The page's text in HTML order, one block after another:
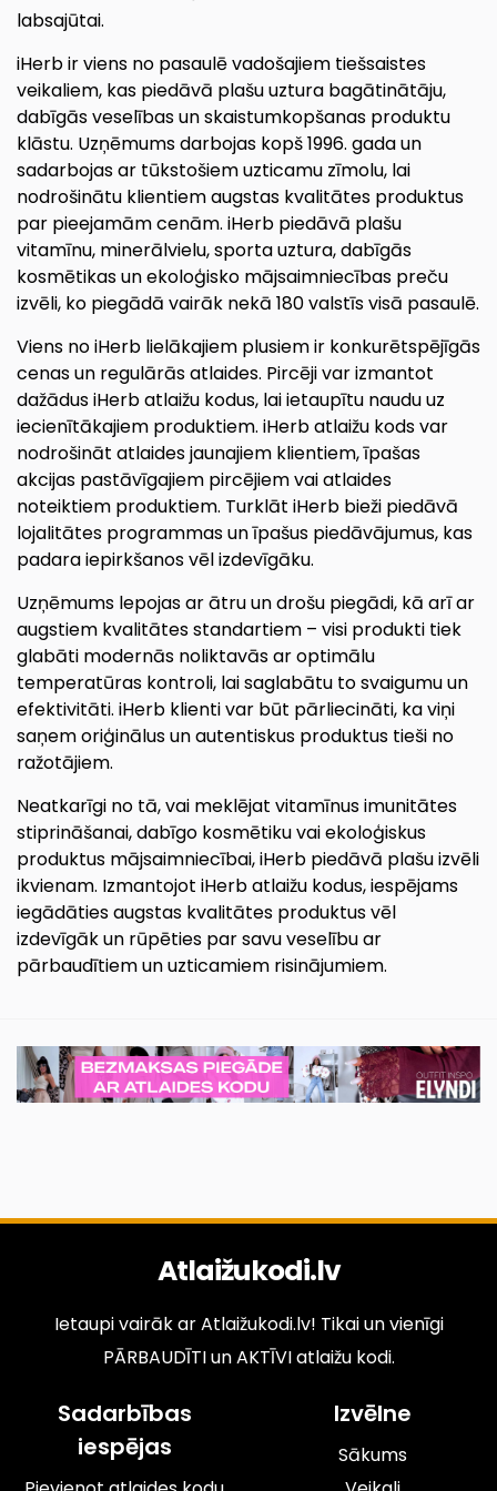
labsajūtai.
iHerb ir viens no pasaulē vadošajiem tiešsaistes
veikaliem, kas piedāvā plašu uztura bagātinātāju,
dabīgās veselības un skaistumkopšanas produktu
klāstu. Uzņēmums darbojas kopš 1996. gada un
sadarbojas ar tūkstošiem uzticamu zīmolu, lai
nodrošinātu klientiem augstas kvalitātes produktus
par pieejamām cenām. iHerb piedāvā plašu
vitamīnu, minerālvielu, sporta uztura, dabīgās
kosmētikas un ekoloģisko mājsaimniecības preču
izvēli, ko piegādā vairāk nekā 180 valstīs visā pasaulē.
Viens no iHerb lielākajiem plusiem ir konkurētspējīgās
cenas un regulārās atlaides. Pircēji var izmantot
dažādus iHerb atlaižu kodus, lai ietaupītu naudu uz
iecienītākajiem produktiem. iHerb atlaižu kods var
nodrošināt atlaides jaunajiem klientiem, īpašas
akcijas pastāvīgajiem pircējiem vai atlaides
noteiktiem produktiem. Turklāt iHerb bieži piedāvā
lojalitātes programmas un īpašus piedāvājumus, kas
padara iepirkšanos vēl izdevīgāku.
Uzņēmums lepojas ar ātru un drošu piegādi, kā arī ar
augstiem kvalitātes standartiem – visi produkti tiek
glabāti modernās noliktavās ar optimālu
temperatūras kontroli, lai saglabātu to svaigumu un
efektivitāti. iHerb klienti var būt pārliecināti, ka viņi
saņem oriģinālus un autentiskus produktus tieši no
ražotājiem.
Neatkarīgi no tā, vai meklējat vitamīnus imunitātes
stiprināšanai, dabīgo kosmētiku vai ekoloģiskus
produktus mājsaimniecībai, iHerb piedāvā plašu izvēli
ikvienam. Izmantojot iHerb atlaižu kodus, iespējams
iegādāties augstas kvalitātes produktus vēl
izdevīgāk un rūpēties par savu veselību ar
pārbaudītiem un uzticamiem risinājumiem.
Atlaižukodi.lv
Ietaupi vairāk ar Atlaižukodi.lv! Tikai un vienīgi
PĀRBAUDĪTI un AKTĪVI atlaižu kodi.
Sadarbības
iespējas
Izvēlne
Sākums